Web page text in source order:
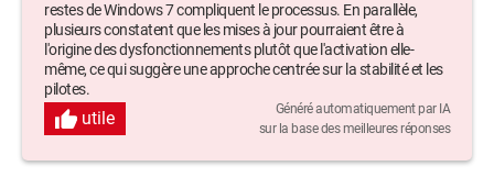
restes de Windows 7 compliquent le processus. En parallèle,
plusieurs constatent que les mises à jour pourraient être à
l'origine des dysfonctionnements plutôt que l'activation elle-
même, ce qui suggère une approche centrée sur la stabilité et les
pilotes.
utile
Généré automatiquement par IA
sur la base des meilleures réponses